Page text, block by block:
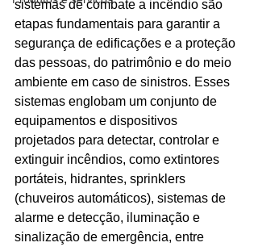
Ligações de 8h as 17h
WhatsApp de 8h as 12h
Siga nosso facebook
E também nosso instagram
sistemas de combate a incêndio são
etapas fundamentais para garantir a
segurança de edificações e a proteção
das pessoas, do patrimônio e do meio
ambiente em caso de sinistros. Esses
sistemas englobam um conjunto de
equipamentos e dispositivos
projetados para detectar, controlar e
extinguir incêndios, como extintores
portáteis, hidrantes, sprinklers
(chuveiros automáticos), sistemas de
alarme e detecção, iluminação e
sinalização de emergência, entre